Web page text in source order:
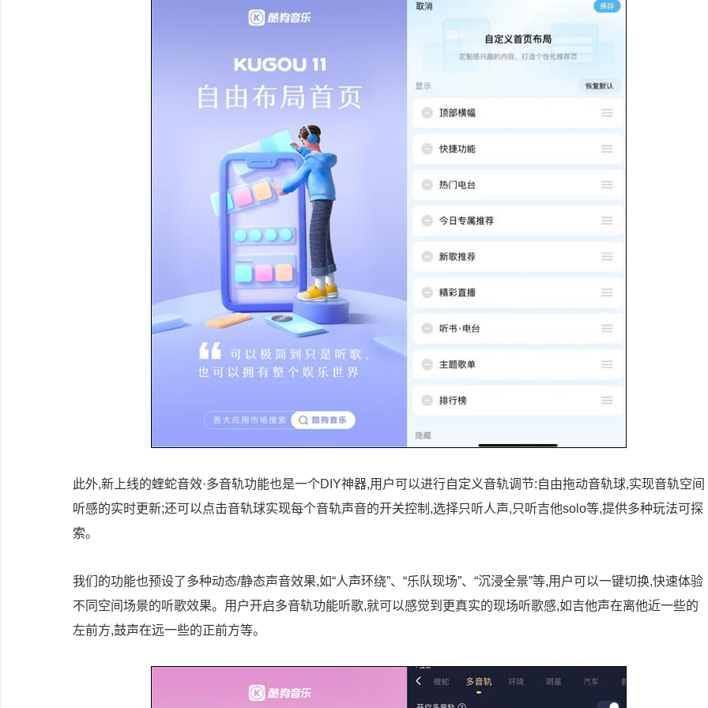
此外,新上线的蝰蛇音效·多音轨功能也是一个DIY神器,用户可以进行自定义音轨调节:自由拖动音轨球,实现音轨空间
听感的实时更新;还可以点击音轨球实现每个音轨声音的开关控制,选择只听人声,只听吉他solo等,提供多种玩法可探
索。
我们的功能也预设了多种动态/静态声音效果,如“人声环绕”、“乐队现场”、“沉浸全景”等,用户可以一键切换,快速体验
不同空间场景的听歌效果。用户开启多音轨功能听歌,就可以感觉到更真实的现场听歌感,如吉他声在离他近一些的
左前方,鼓声在远一些的正前方等。